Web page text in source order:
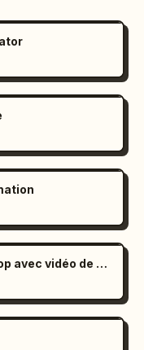
Mappage d'action de danse K-pop avec vidéo de profondeur